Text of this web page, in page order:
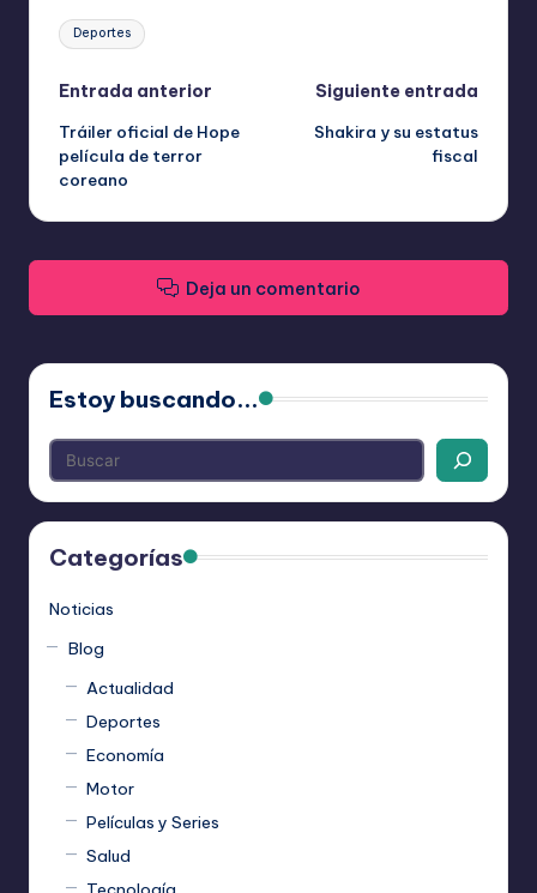
Etiquetas:
Deportes
Navegación
de
entradas
Entrada anterior
Tráiler oficial de Hope
película de terror
coreano
Siguiente entrada
Shakira y su estatus
fiscal
Deja un comentario
Estoy buscando...
Categorías
Noticias
Blog
Actualidad
Deportes
Economía
Motor
Películas y Series
Salud